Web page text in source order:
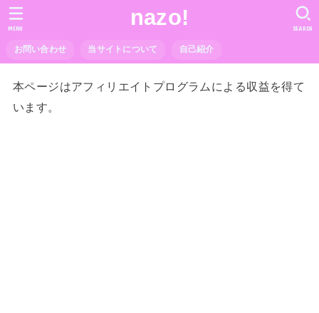
nazo!
お問い合わせ 当サイトについて 自己紹介
SEARCH
MENU
本ページはアフィリエイトプログラムによる収益を得て
います。